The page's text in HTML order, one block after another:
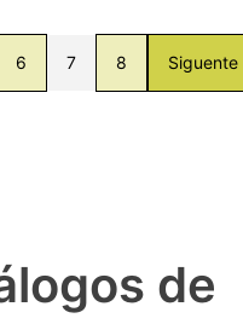
6 7 8 Siguente
de